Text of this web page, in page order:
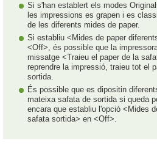
Si s'han establert els modes
les impressions es grapen i es
de les diferents mides de paper.
Si establiu <Mides de paper
<Off>, és possible que la
missatge <Traieu el paper de la
reprendre la impressió, traieu tot el
sortida.
És possible que es dipositin
mateixa safata de sortida si queda
encara que establiu l'opció <Mides
safata sortida> en <Off>.